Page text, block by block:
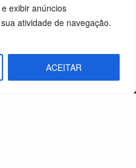
exibir anúncios
atividade de navegação.
ACEITAR